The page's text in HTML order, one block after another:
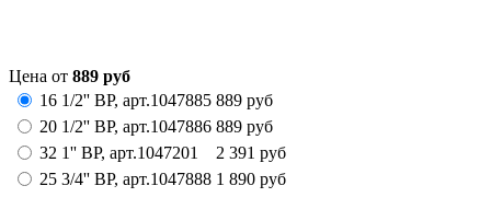
Цена от 889 руб
16 1/2'' ВР, арт.1047885 889 руб
20 1/2'' ВР, арт.1047886 889 руб
32 1'' ВР, арт.1047201 2 391 руб
25 3/4'' ВР, арт.1047888 1 890 руб